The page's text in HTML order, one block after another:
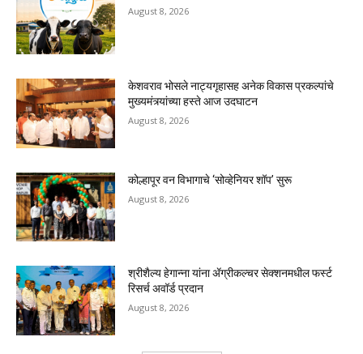
August 8, 2026
केशवराव भोसले नाट्यगृहासह अनेक विकास प्रकल्पांचे
मुख्यमंत्र्यांच्या हस्ते आज उदघाटन
August 8, 2026
कोल्हापूर वन विभागाचे ‘सोव्हेनियर शॉप’ सुरू
August 8, 2026
श्रीशैल्य हेगान्ना यांना ॲग्रीकल्चर सेक्शनमधील फर्स्ट
रिसर्च अवॉर्ड प्रदान
August 8, 2026